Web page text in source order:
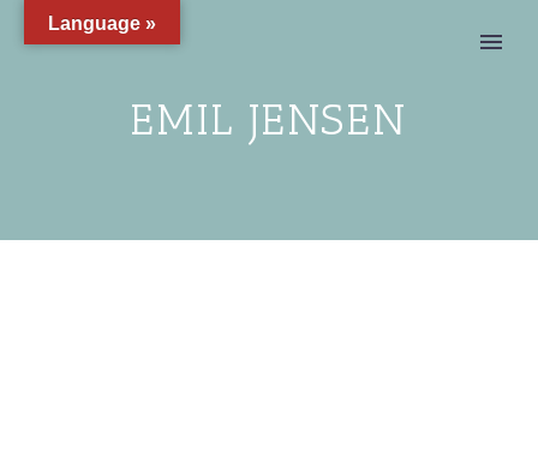
EMIL JENSEN
Language »